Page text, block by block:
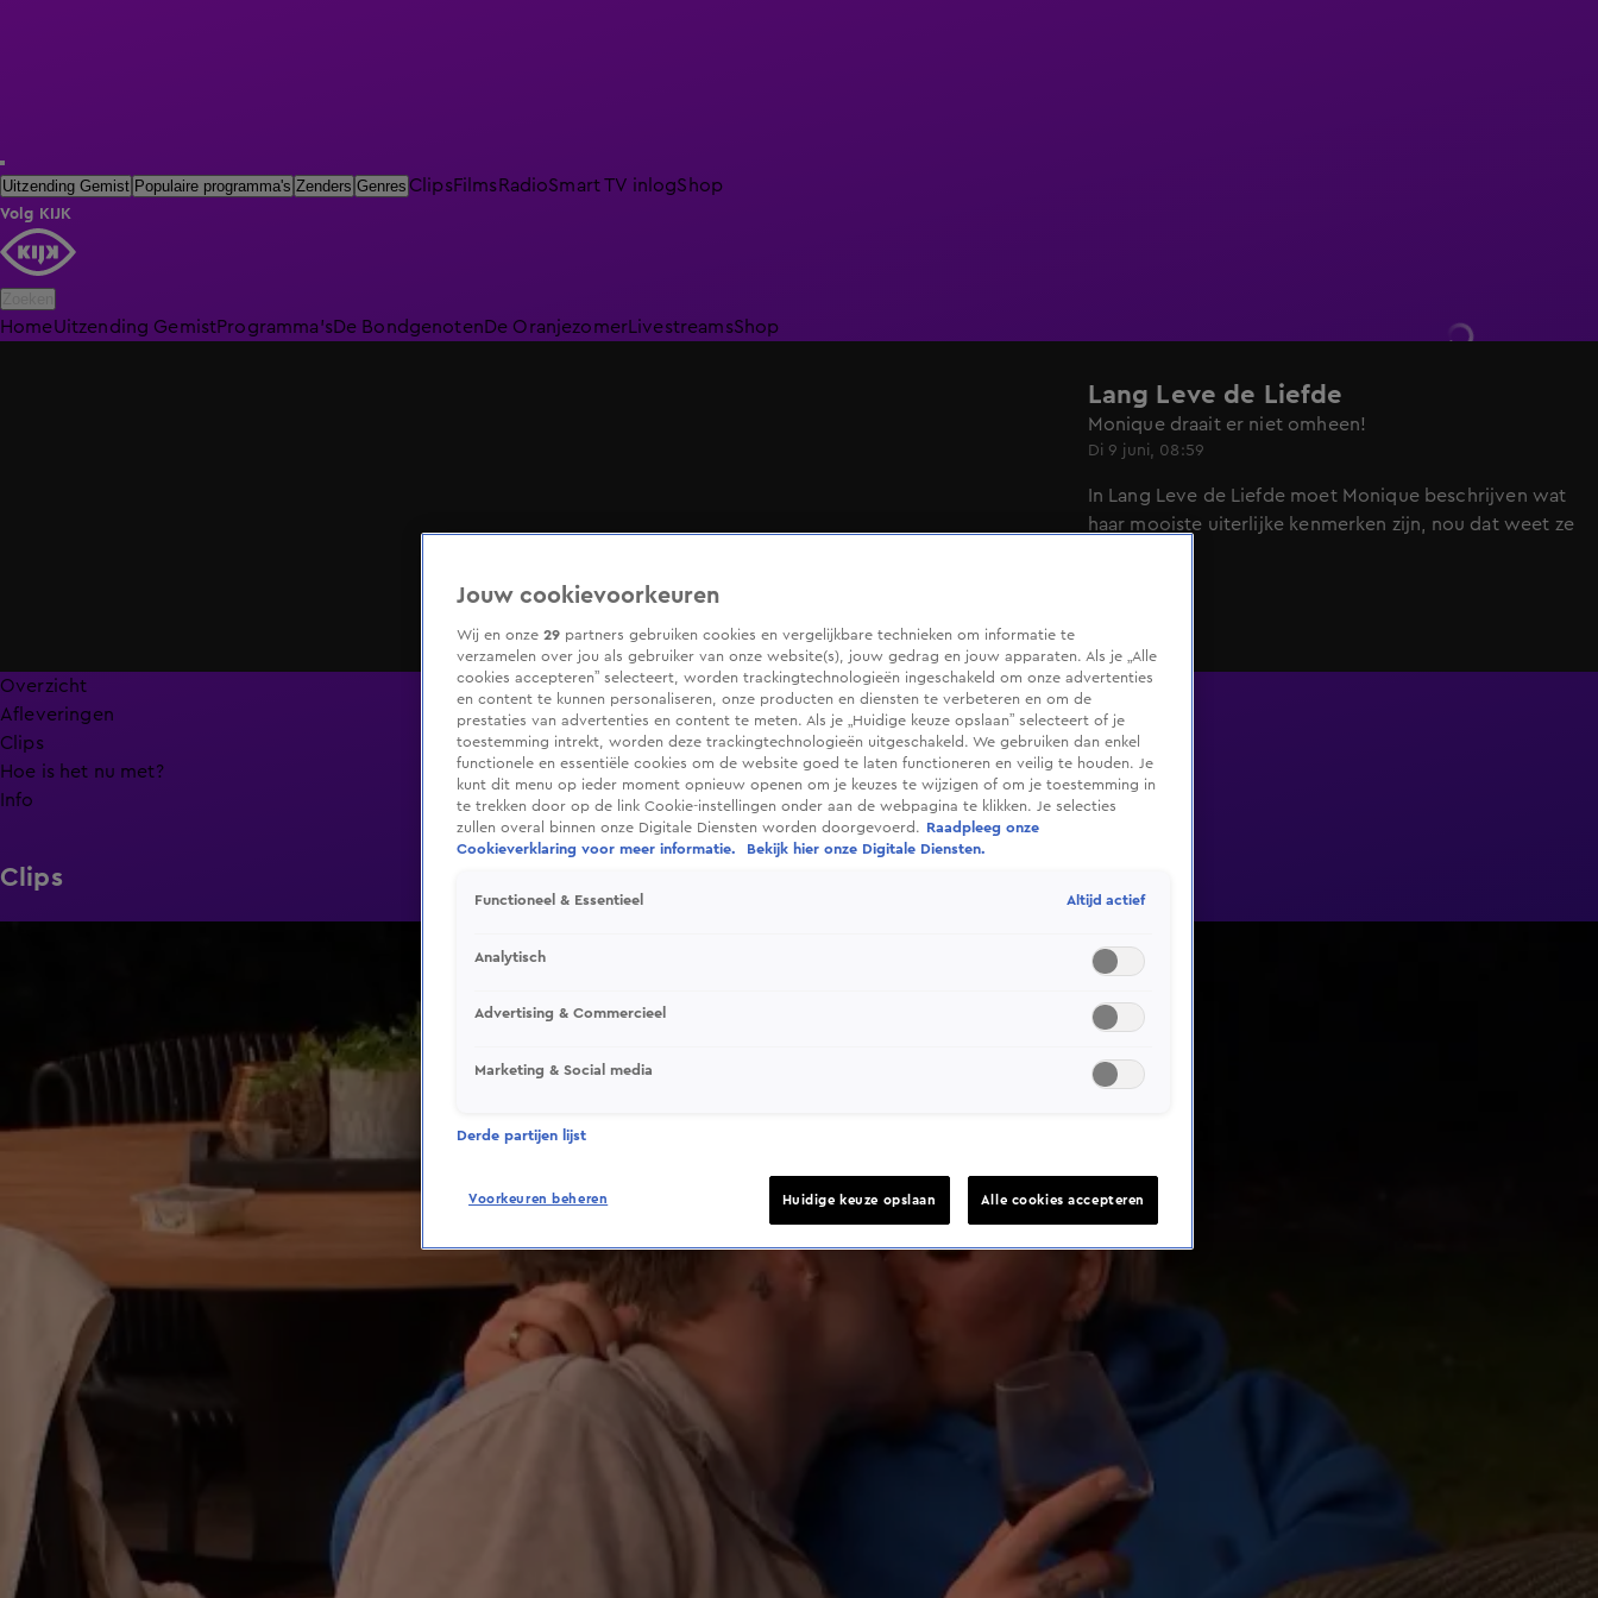
Uitzending Gemist Populaire programma's Zenders Genres ClipsFilmsRadioSmart TV inlogShop
Volg KIJK
HomeUitzending GemistProgramma'sDe BondgenotenDe Oranjezomer LivestreamsShop
Lang Leve de Liefde
Monique draait er niet omheen!
Di 9 juni, 08:59
In Lang Leve de Liefde moet Monique beschrijven wat
haar mooiste uiterlijke kenmerken zijn, nou dat weet ze
Overzicht
Afleveringen
Clips
Hoe is het nu met?
Info
Clips
Jouw cookievoorkeuren
Wij en onze 29 partners gebruiken cookies en vergelijkbare technieken om informatie te
verzamelen over jou als gebruiker van onze website(s), jouw gedrag en jouw apparaten. Als je „Alle
cookies accepteren” selecteert, worden trackingtechnologieën ingeschakeld om onze advertenties
en content te kunnen personaliseren, onze producten en diensten te verbeteren en om de
prestaties van advertenties en content te meten. Als je „Huidige keuze opslaan” selecteert of je
toestemming intrekt, worden deze trackingtechnologieën uitgeschakeld. We gebruiken dan enkel
functionele en essentiële cookies om de website goed te laten functioneren en veilig te houden. Je
kunt dit menu op ieder moment opnieuw openen om je keuzes te wijzigen of om je toestemming in
te trekken door op de link Cookie-instellingen onder aan de webpagina te klikken. Je selecties
zullen overal binnen onze Digitale Diensten worden doorgevoerd.
Raadpleeg onze
Cookieverklaring voor meer informatie.
Bekijk hier onze Digitale Diensten.
Functioneel & Essentieel Altijd actief
Analytisch
Advertising & Commercieel
Marketing & Social media
Derde partijen lijst
Voorkeuren beheren Huidige keuze opslaan Alle cookies accepteren